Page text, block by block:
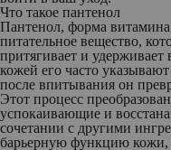
Что такое пантенол
Пантенол, форма
питательное вещество,
притягивает и удерживает
кожей его часто
после впитывания он
Этот процесс
успокаивающие и
сочетании с другими
барьерную функцию кожи,